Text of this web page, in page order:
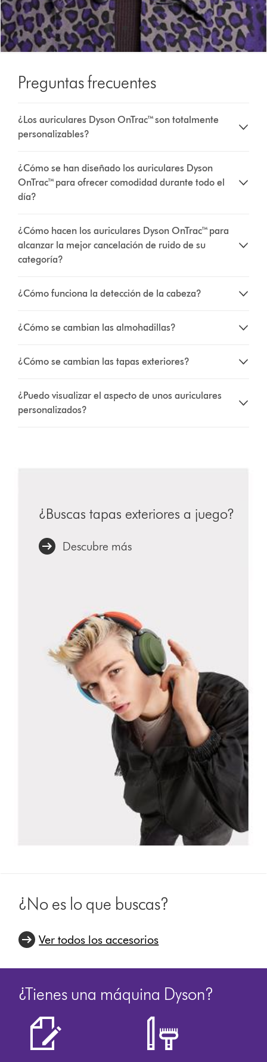
Preguntas frecuentes
¿Los auriculares Dyson OnTrac™ son totalmente
personalizables?
¿Cómo se han diseñado los auriculares Dyson
OnTrac™ para ofrecer comodidad durante todo el
día?
¿Cómo hacen los auriculares Dyson OnTrac™ para
alcanzar la mejor cancelación de ruido de su
categoría?
¿Cómo funciona la detección de la cabeza?
¿Cómo se cambian las almohadillas?
¿Cómo se cambian las tapas exteriores?
¿Puedo visualizar el aspecto de unos auriculares
personalizados?
¿Buscas tapas exteriores a juego?
Descubre más
¿No es lo que buscas?
Ver todos los accesorios
¿Tienes una máquina Dyson?